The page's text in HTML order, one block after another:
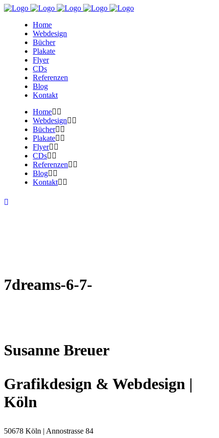
Home
Webdesign
Bücher
Plakate
Flyer
CDs
Referenzen
Blog
Kontakt
Home
Webdesign
Bücher
Plakate
Flyer
CDs
Referenzen
Blog
Kontakt
7dreams-6-7-
Susanne Breuer
Grafikdesign & Webdesign |
Köln
50678 Köln | Annostrasse 84